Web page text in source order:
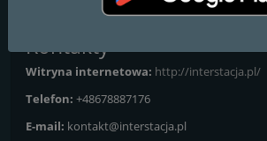
Kontakty
Witryna internetowa: http://interstacja.pl/
Telefon: +48678887176
E-mail: kontakt@interstacja.pl